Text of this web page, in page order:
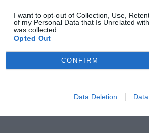
I want to opt-out of Collection, Use,
of my Personal Data that Is Unrelated
was collected.
Opted Out
CONFIRM
Data Deletion